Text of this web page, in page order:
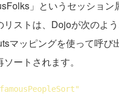
」というセッション
リストは、Dojoが次のよ
マッピングを使って呼び
ートされます。